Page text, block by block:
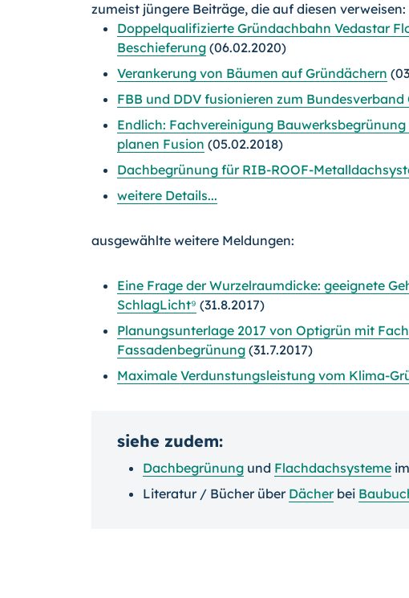
zumeist jüngere Beiträge, die auf diesen verweisen:
Doppelqualifizierte Gründachbahn Vedastar
Beschieferung (06.02.2020)
Verankerung von Bäumen auf Gründächern
FBB und DDV fusionieren zum Bundesverband
Endlich: Fachvereinigung
planen Fusion (05.02.2018)
Dachbegrünung für RIB-ROOF-
weitere Details...
ausgewählte weitere Meldungen:
Eine Frage der Wurzelraumdicke: geeignete
SchlagLicht⁹ (31.8.2017)
Planungsunterlage 2017 von Optigrün mit
Fassadenbegrünung (31.7.2017)
Maximale Verdunstungsleistung vom Klima-
siehe zudem:
Dachbegrünung und Flachdachsysteme im
Literatur / Bücher über Dächerbei